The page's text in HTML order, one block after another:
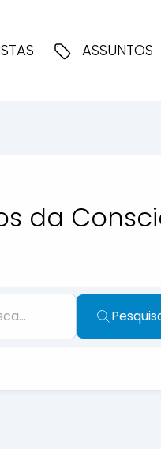
ASSUNTOS
da